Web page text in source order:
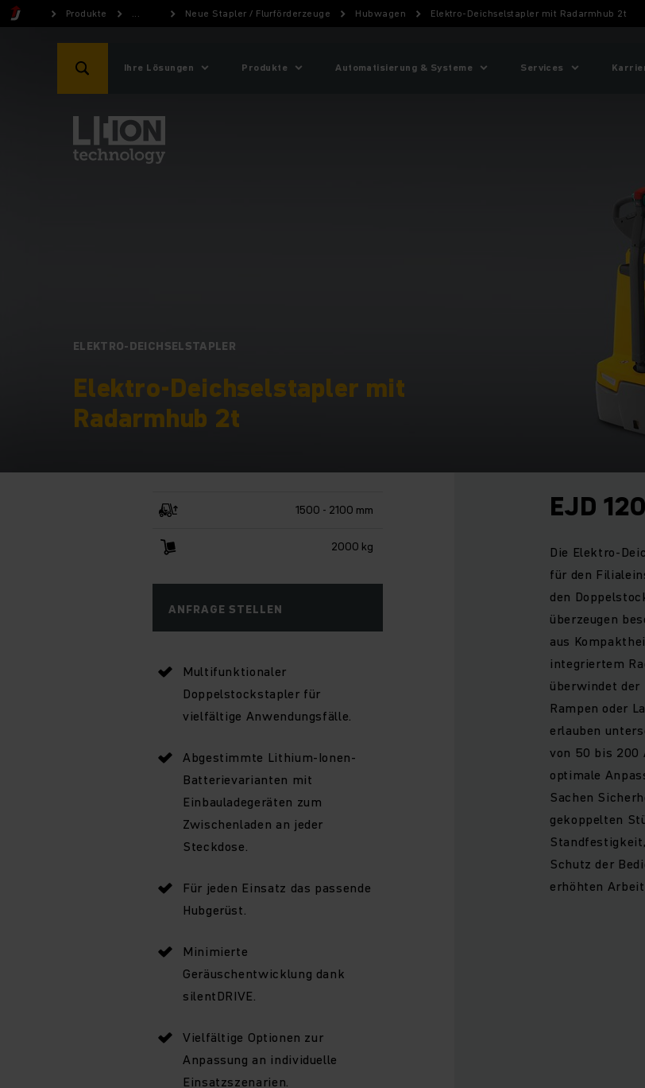
Produkte ... Neue Stapler / Flurförderzeuge Hubwagen Elektro-Deichselstapler mit Radarmhub 2t
Ihre Lösungen Produkte Automatisierung & Systeme Services
ELEKTRO-DEICHSELSTAPLER
Elektro-Deichselstapler mit
Radarmhub 2t
1500 - 2100 mm
2000 kg
ANFRAGE STELLEN
Multifunktionaler
Doppelstockstapler für
vielfältige Anwendungsfälle.
Abgestimmte Lithium-Ionen-
Batterievarianten mit
Einbauladegeräten zum
Zwischenladen an jeder
Steckdose.
Für jeden Einsatz das passende
Hubgerüst.
Minimierte
Geräuschentwicklung dank
silentDRIVE.
Vielfältige Optionen zur
Anpassung an individuelle
Einsatzszenarien.
EJD
Die Elektro-
für den
den
überzeugen
aus
integriertem
überwindet der
Rampen oder
erlauben
von 50 bis 200
optimale
Sachen
gekoppelten
Schutz der
erhöhten